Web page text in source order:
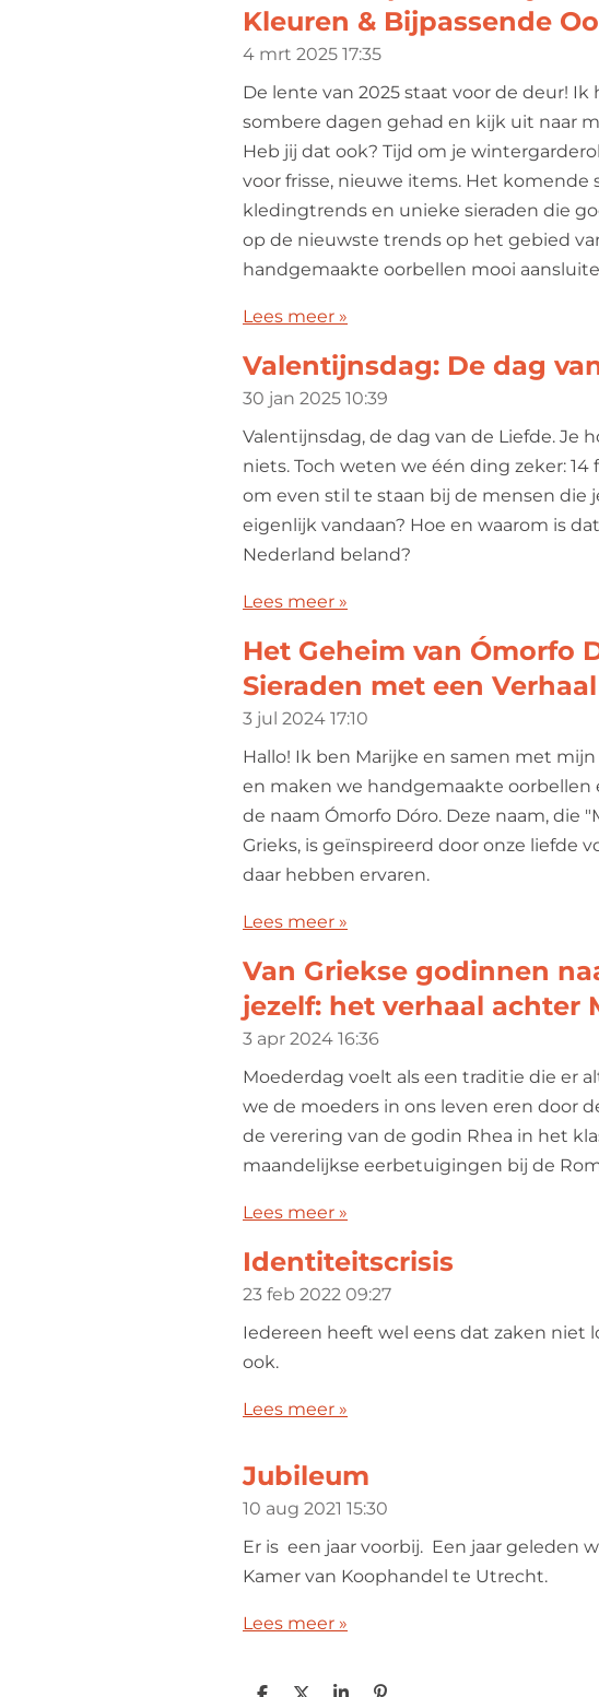
Kleuren & Bijpassende
4 mrt 2025 17:35
De lente van 2025 staat voor de deur!
sombere dagen gehad en kijk uit naar
Heb jij dat ook? Tijd om je
voor frisse, nieuwe items. Het
kledingtrends en unieke sieraden die
op de nieuwste trends op het gebied
handgemaakte oorbellen mooi
Lees meer »
Valentijnsdag: De dag
30 jan 2025 10:39
Valentijnsdag, de dag van de Liefde. Je
niets. Toch weten we één ding zeker:
om even stil te staan bij de mensen die
eigenlijk vandaan? Hoe en waarom is
Nederland beland?
Lees meer »
Het Geheim van Ómorfo
Sieraden met een Verhaal
3 jul 2024 17:10
Hallo! Ik ben Marijke en samen met
en maken we handgemaakte
de naam Ómorfo Dóro. Deze naam, die
Grieks, is geïnspireerd door onze liefde
daar hebben ervaren.
Lees meer »
Van Griekse godinnen
jezelf: het verhaal achter
3 apr 2024 16:36
Moederdag voelt als een traditie die er
we de moeders in ons leven eren door
de verering van de godin Rhea in het
maandelijkse eerbetuigingen bij de
Lees meer »
Identiteitscrisis
23 feb 2022 09:27
Iedereen heeft wel eens dat zaken niet
ook.
Lees meer »
Jubileum
10 aug 2021 15:30
Er is een jaar voorbij. Een jaar geleden
Kamer van Koophandel te Utrecht.
Lees meer »